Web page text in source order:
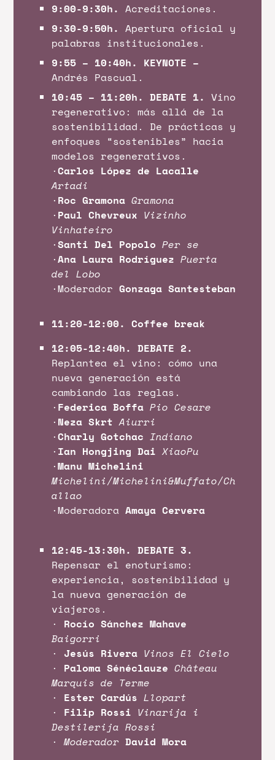
9:00-9:30h.Acreditaciones.
9:30-9:50h.Apertura oficial y
palabras institucionales.
9:55 – 10:40h. KEYNOTE –
Andrés Pascual.
10:45 – 11:20h. DEBATE 1.Vino
regenerativo: más allá de la
sostenibilidad. De prácticas y
enfoques “sostenibles” hacia
modelos regenerativos.
·Carlos López de Lacalle
Artadi
· Roc Gramona Gramona
· Paul Chevreux Vizinho
Vinhateiro
·Santi Del Popolo Per se
·Ana Laura Rodríguez Puerta
del Lobo
·ModeradorGonzaga Santesteban
11:20-12:00. Coffee break
12:05-12:40h. DEBATE 2.
Replantea el vino: cómo una
nueva generación está
cambiando las reglas.
· Federica Boffa Pio Cesare
· Neza Skrt Aiurri
·Charly Gotchac Indiano
· Ian Hongjing Dai XiaoPu
·Manu Michelini
Michelini/Michelini&Muffato/Ch
allao
·ModeradoraAmaya Cervera
12:45-13:30h. DEBATE 3.
Repensar el enoturismo:
experiencia, sostenibilidad y
la nueva generación de
viajeros.
· Rocío Sánchez Mahave
Baigorri
· Jesús Rivera Vinos El Cielo
· Paloma Sénéclauze Château
Marquis de Terme
· Ester Cardús Llopart
· Filip Rossi Vinarija i
Destilerija Rossi
·Moderador David Mora